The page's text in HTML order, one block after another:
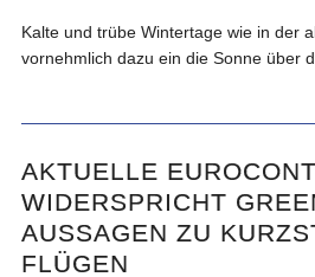
Kalte und trübe Wintertage wie in der
vornehmlich dazu ein die Sonne über
AKTUELLE
WIDERSPRICHT
AUSSAGEN ZU
FLÜGEN